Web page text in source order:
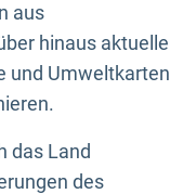
aus
hinaus aktuelle
und Umweltkarten
das Land
des